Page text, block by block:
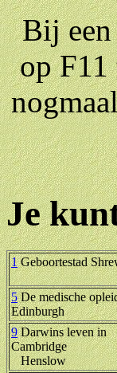
Bij een
op F11
Je
1Geboortestad
5De medische
Edinburgh
9Darwins leven in
Cambridge
Henslow